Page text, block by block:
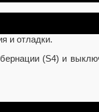
и отладки.
(S4) и